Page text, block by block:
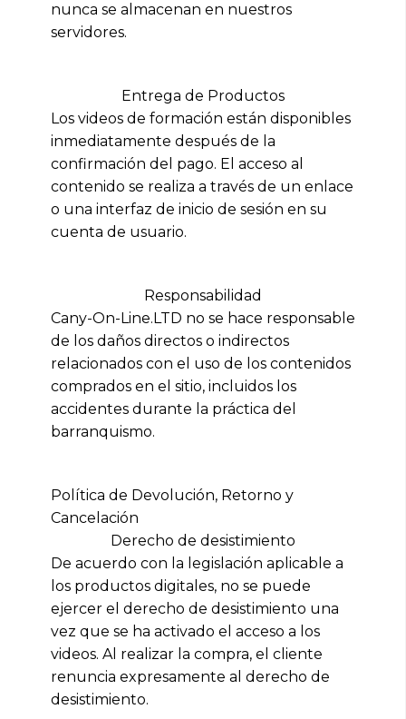
nunca se almacenan en nuestros
servidores.
Entrega de Productos
Los videos de formación están disponibles
inmediatamente después de la
confirmación del pago. El acceso al
contenido se realiza a través de un enlace
o una interfaz de inicio de sesión en su
cuenta de usuario.
Responsabilidad
Cany-On-Line.LTD no se hace responsable
de los daños directos o indirectos
relacionados con el uso de los contenidos
comprados en el sitio, incluidos los
accidentes durante la práctica del
barranquismo.
Política de Devolución, Retorno y
Cancelación
Derecho de desistimiento
De acuerdo con la legislación aplicable a
los productos digitales, no se puede
ejercer el derecho de desistimiento una
vez que se ha activado el acceso a los
videos. Al realizar la compra, el cliente
renuncia expresamente al derecho de
desistimiento.